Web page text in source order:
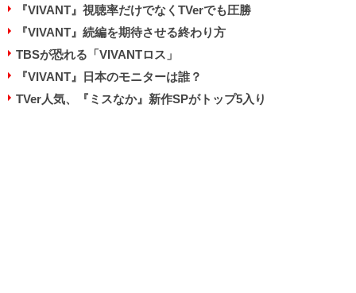
『VIVANT』視聴率だけでなくTVerでも圧勝
『VIVANT』続編を期待させる終わり方
TBSが恐れる「VIVANTロス」
『VIVANT』日本のモニターは誰？
TVer人気、『ミスなか』新作SPがトップ5入り